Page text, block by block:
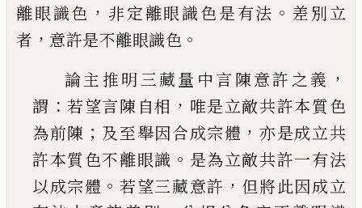
離眼識色 ， 非定離眼識色是有法 。 差別立
者 ， 意許是不離眼識色 。
論主推明三藏量中言陳意許之義 ，
謂 ：若望言陳 自相 ， 唯是立敵共許本質色
為前陳 ； 及至舉因合成宗體 ，亦是成立共
許本質色不離眼識 。 是為立敵共許一有法
以成宗體 。若望三藏意許 ， 但將此因成立